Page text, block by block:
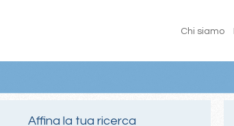
Chi siamo
Affina la tua ricerca